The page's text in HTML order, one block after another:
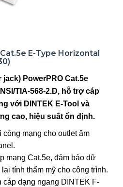
E-Type Horizontal
PowerPRO Cat.5e
TIA-568-2.D, hỗ trợ cáp
với DINTEK E-Tool và
cao, hiệu suất ổn định.
mạng cho outlet âm
mạng Cat.5e, đảm bảo dữ
lại tính thẩm mỹ cho công trình.
cáp dạng ngang DINTEK F-